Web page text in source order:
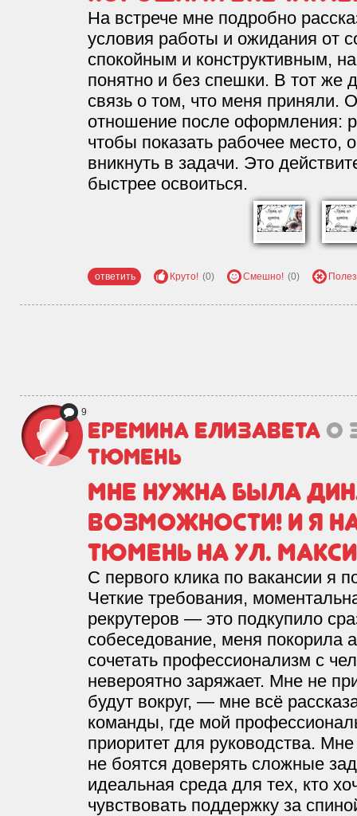
На встрече мне подробно
условия работы и ожидания от
спокойным и конструктивным,
понятно и без спешки. В тот же
связь о том, что меня приняли.
отношение после оформления:
чтобы показать рабочее место,
вникнуть в задачи. Это
быстрее освоиться.
ответить Круто! (0) Смешно! (0)
9
Еремина Елизавета о
Тюмень
Мне нужна была
возможности! И я
Тюмень на ул.
С первого клика по вакансии я
Четкие требования,
рекрутеров — это подкупило
собеседование, меня покорила
сочетать профессионализм с
невероятно заряжает. Мне не
будут вокруг, — мне всё
команды, где мой
приоритет для руководства.
не боятся доверять сложные
идеальная среда для тех, кто
чувствовать поддержку за